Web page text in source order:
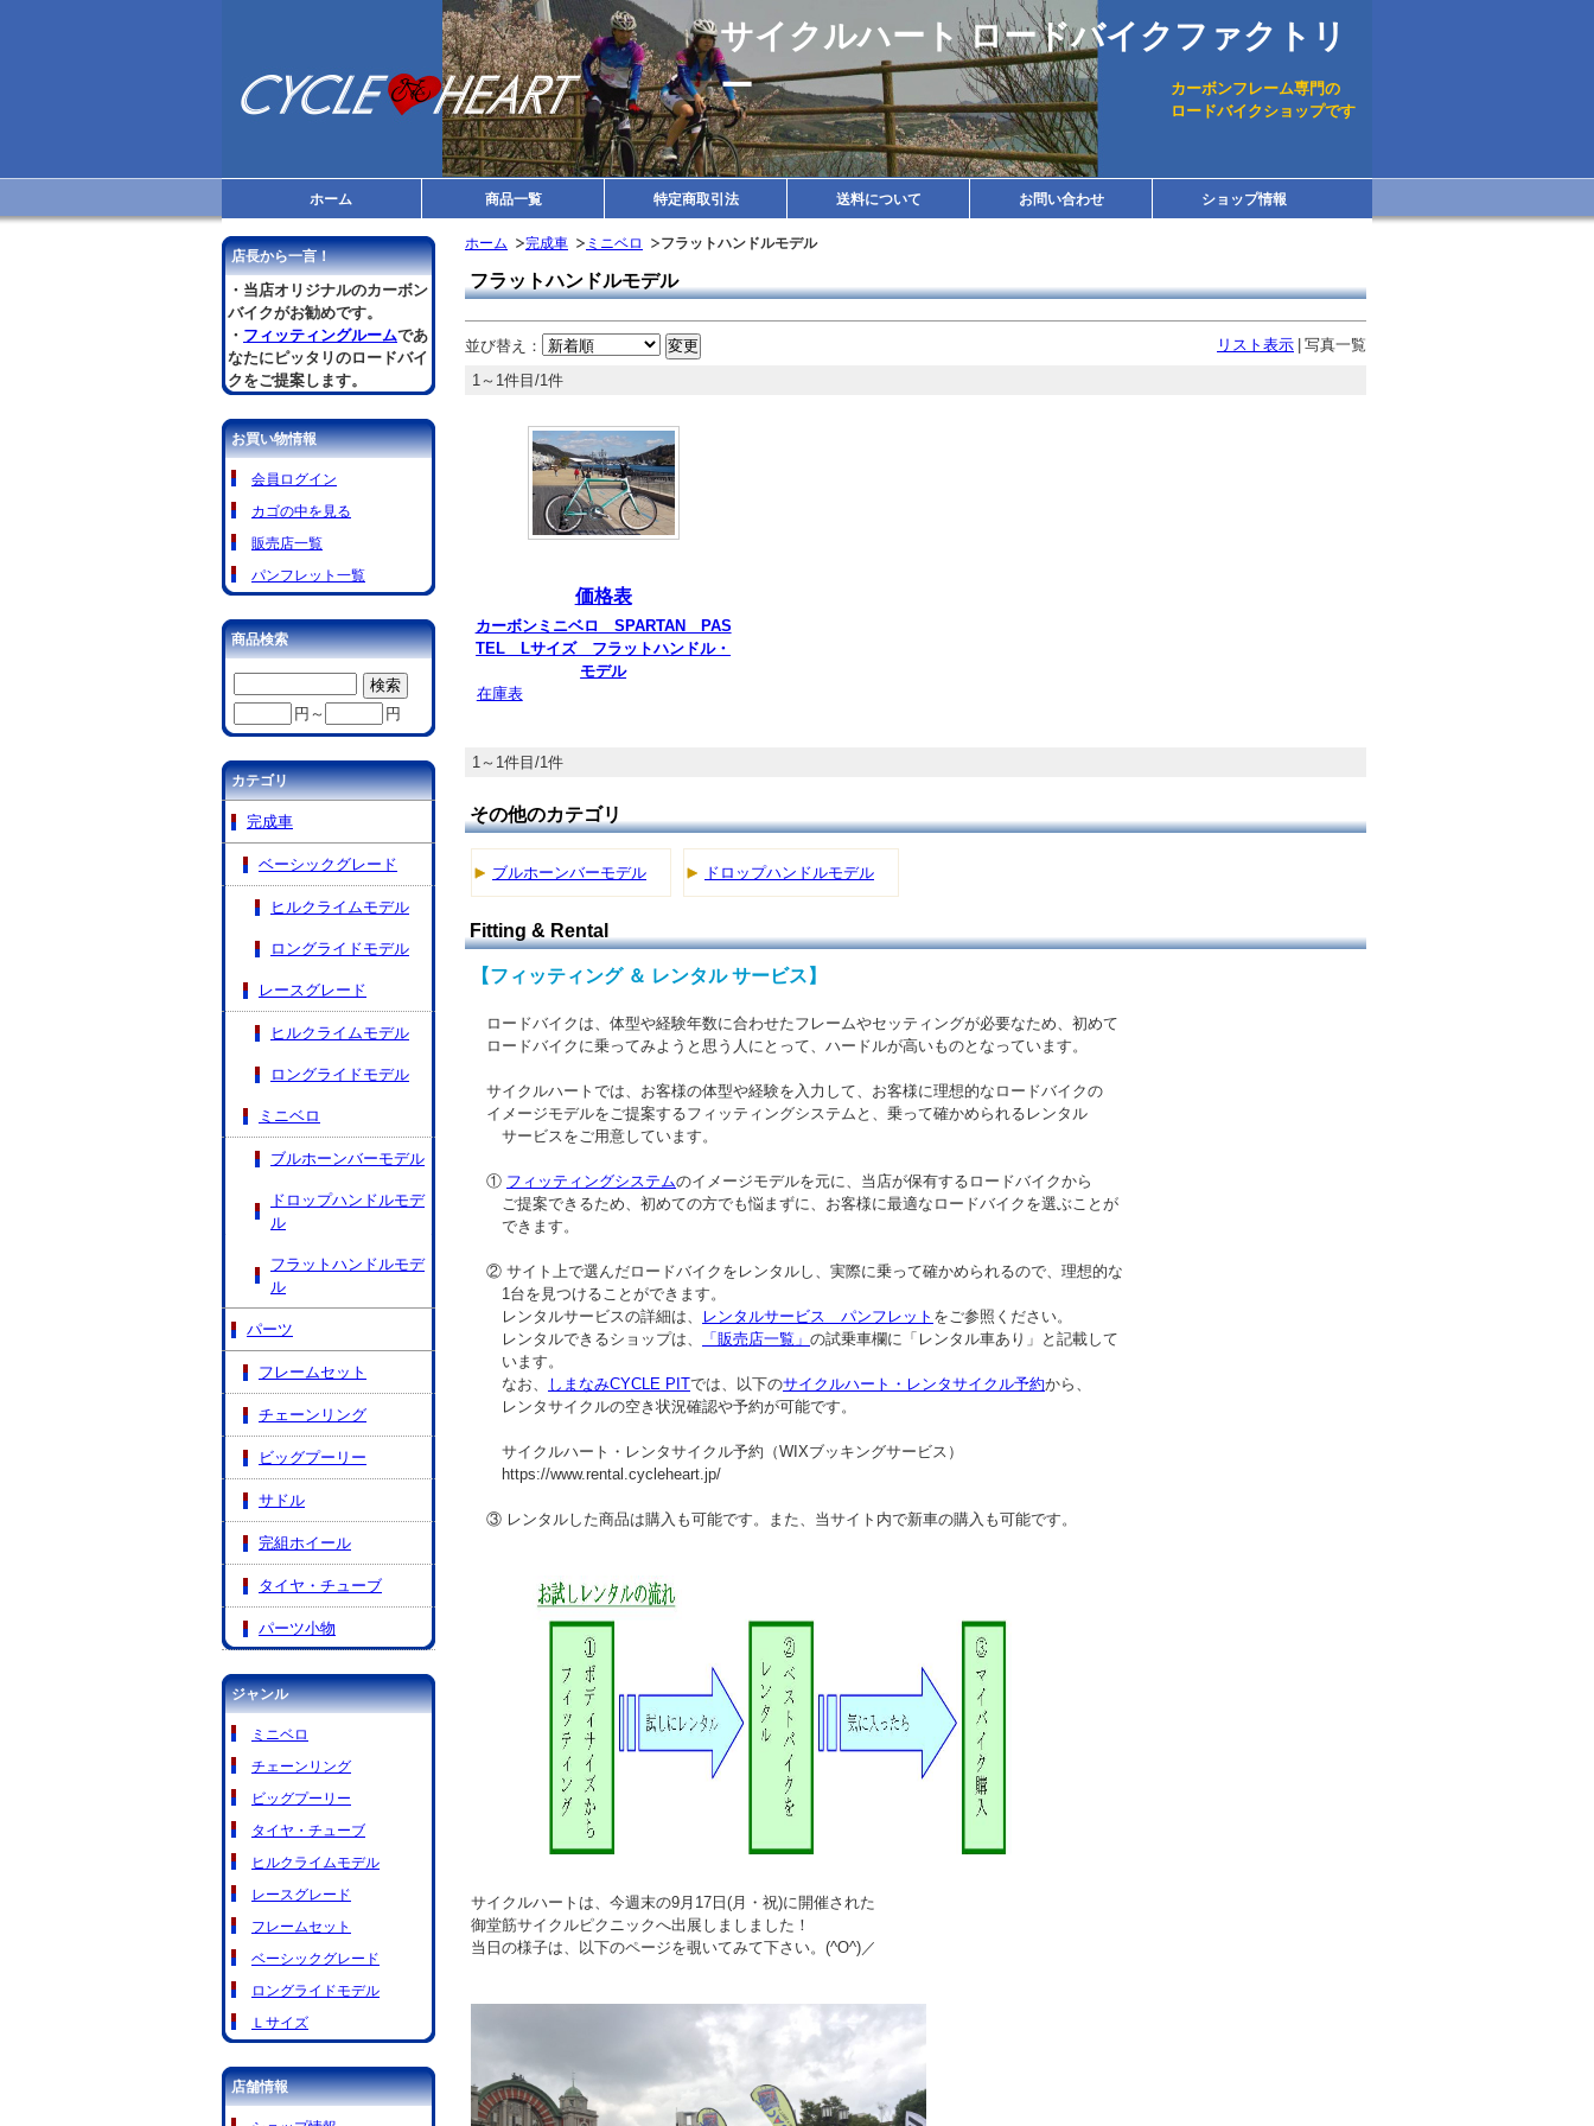
サイクルハート ロードバイクファクトリ
ー
カーボンフレーム専門の
ロードバイクショップです
ホーム 商品一覧 特定商取引法 送料について お問い合わせ ショップ情報
ホーム 完成車 ミニベロ フラットハンドルモデル
フラットハンドルモデル
リスト表示 写真一覧
並び替え：
1～1件目/1件
価格表
カーボンミニベロ SPARTAN PAS
TEL Lサイズ フラットハンドル・
モデル
在庫表
1～1件目/1件
その他のカテゴリ
ブルホーンバーモデル ドロップハンドルモデル
Fitting & Rental
【フィッティング ＆ レンタル サービス】
ロードバイクは、体型や経験年数に合わせたフレームやセッティングが必要なため、初めて
ロードバイクに乗ってみようと思う人にとって、ハードルが高いものとなっています。
サイクルハートでは、お客様の体型や経験を入力して、お客様に理想的なロードバイクの
イメージモデルをご提案するフィッティングシステムと、乗って確かめられるレンタル
サービスをご用意しています。
① フィッティングシステムのイメージモデルを元に、当店が保有するロードバイクから
ご提案できるため、初めての方でも悩まずに、お客様に最適なロードバイクを選ぶことが
できます。
② サイト上で選んだロードバイクをレンタルし、実際に乗って確かめられるので、理想的な
1台を見つけることができます。
レンタルサービスの詳細は、
レンタルサービス パンフレット をご参照ください。
レンタルできるショップは、
「販売店一覧」 の試乗車欄に「レンタル車あり」と記載して
います。
なお、
しまなみCYCLE PITでは、以下のサイクルハート・レンタサイクル予約から、
レンタサイクルの空き状況確認や予約が可能です。
サイクルハート・レンタサイクル予約（WIXブッキングサービス）
https://www.rental.cycleheart.jp/
③ レンタルした商品は購入も可能です。また、当サイト内で新車の購入も可能です。
サイクルハートは、今週末の9月17日(月・祝)に開催された
御堂筋サイクルピクニックへ出展しましました！
当日の様子は、以下のページを覗いてみて下さい。(^O^)／
店長から一言！
・当店オリジナルのカーボン
バイクがお勧めです。
・ フィッティングルームであ
なたにピッタリのロードバイ
クをご提案します。
お買い物情報
会員ログイン
カゴの中を見る
販売店一覧
パンフレット一覧
商品検索
円～ 円
カテゴリ
完成車
ベーシックグレード
ヒルクライムモデル
ロングライドモデル
レースグレード
ヒルクライムモデル
ロングライドモデル
ミニベロ
ブルホーンバーモデル
ドロップハンドルモデ
ル
フラットハンドルモデ
ル
パーツ
フレームセット
チェーンリング
ビッグプーリー
サドル
完組ホイール
タイヤ・チューブ
パーツ小物
ジャンル
ミニベロ
チェーンリング
ビッグプーリー
タイヤ・チューブ
ヒルクライムモデル
レースグレード
フレームセット
ベーシックグレード
ロングライドモデル
Ｌサイズ
店舗情報